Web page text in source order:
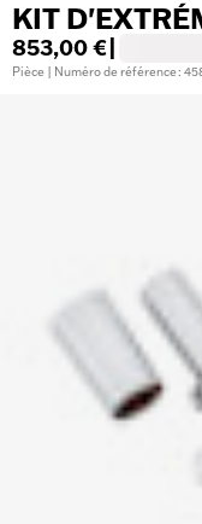
KIT
853,00 €
Pièce | Numéro de référence :